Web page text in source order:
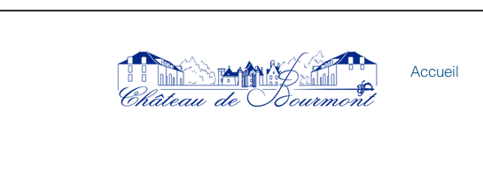
Accueil